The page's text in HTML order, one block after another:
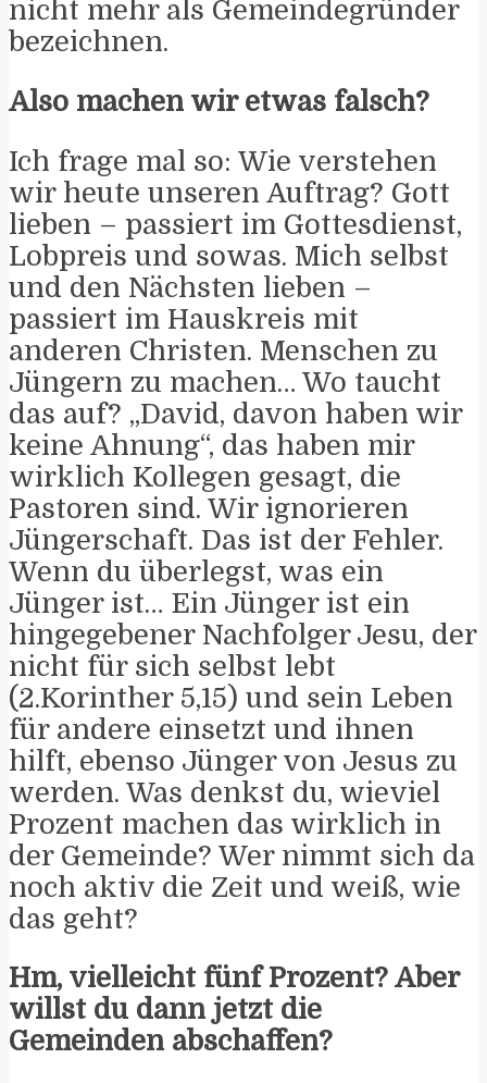
nicht mehr als Gemeindegründer
bezeichnen.
Also machen wir etwas falsch?
Ich frage mal so: Wie verstehen
wir heute unseren Auftrag? Gott
lieben – passiert im Gottesdienst,
Lobpreis und sowas. Mich selbst
und den Nächsten lieben –
passiert im Hauskreis mit
anderen Christen. Menschen zu
Jüngern zu machen… Wo taucht
das auf? „David, davon haben wir
keine Ahnung“, das haben mir
wirklich Kollegen gesagt, die
Pastoren sind. Wir ignorieren
Jüngerschaft. Das ist der Fehler.
Wenn du überlegst, was ein
Jünger ist… Ein Jünger ist ein
hingegebener Nachfolger Jesu, der
nicht für sich selbst lebt
(2.Korinther 5,15) und sein Leben
für andere einsetzt und ihnen
hilft, ebenso Jünger von Jesus zu
werden. Was denkst du, wieviel
Prozent machen das wirklich in
der Gemeinde? Wer nimmt sich da
noch aktiv die Zeit und weiß, wie
das geht?
Hm, vielleicht fünf Prozent? Aber
willst du dann jetzt die
Gemeinden abschaffen?